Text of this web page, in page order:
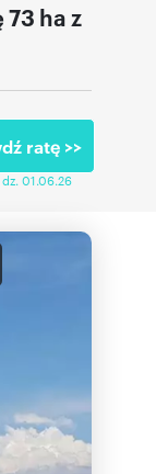
ha z
ratę >>
dz. 01.06.26